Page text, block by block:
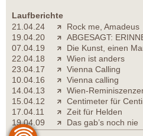
Laufberichte
21.04.24
Rock me, Amadeus
19.04.20
ABGESAGT:
07.04.19
Die Kunst, einen
22.04.18
Wien ist anders
23.04.17
Vienna Calling
10.04.16
Vienna calling
14.04.13
Wien-
15.04.12
Centimeter für
17.04.11
Zeit für Helden
19.04.09
Das gab’s noch nie